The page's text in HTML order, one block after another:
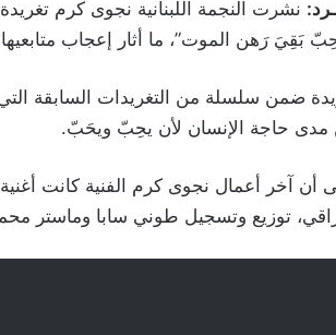
نشرت النجمة اللبنانية نجوى كرم
بَقِيَ رَهن الموت”، ما أثار إعجاب
ضمن سلسلة من التغريدات السابقة
مدى حاجة الإنسان لأن يحِبّ ويحَبّ.
أن آخر أعمال نجوى كرم الفنية كانت
توزيع وتسجيل طوني سابا وماستر